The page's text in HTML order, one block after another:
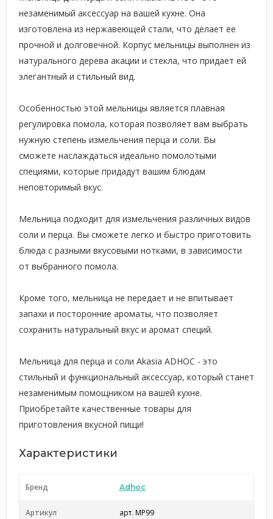
незаменимый аксессуар на вашей кухне. Она
изготовлена из нержавеющей стали, что делает ее
прочной и долговечной. Корпус мельницы выполнен из
натурального дерева акации и стекла, что придает ей
элегантный и стильный вид.
Особенностью этой мельницы является плавная
регулировка помола, которая позволяет вам выбрать
нужную степень измельчения перца и соли. Вы
сможете наслаждаться идеально помолотыми
специями, которые придадут вашим блюдам
неповторимый вкус.
Мельница подходит для измельчения различных видов
соли и перца. Вы сможете легко и быстро приготовить
блюда с разными вкусовыми нотками, в зависимости
от выбранного помола.
Кроме того, мельница не передает и не впитывает
запахи и посторонние ароматы, что позволяет
сохранить натуральный вкус и аромат специй.
Мельница для перца и соли Akasia ADHOC - это
стильный и функциональный аксессуар, который станет
незаменимым помощником на вашей кухне.
Приобретайте качественные товары для
приготовления вкусной пищи!
Характеристики
Бренд Adhoc
Артикул арт. MP99